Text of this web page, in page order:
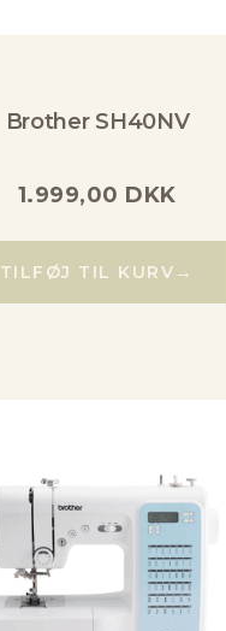
Brother SH40NV
1.999,00 DKK
TILFØJ TIL KURV →